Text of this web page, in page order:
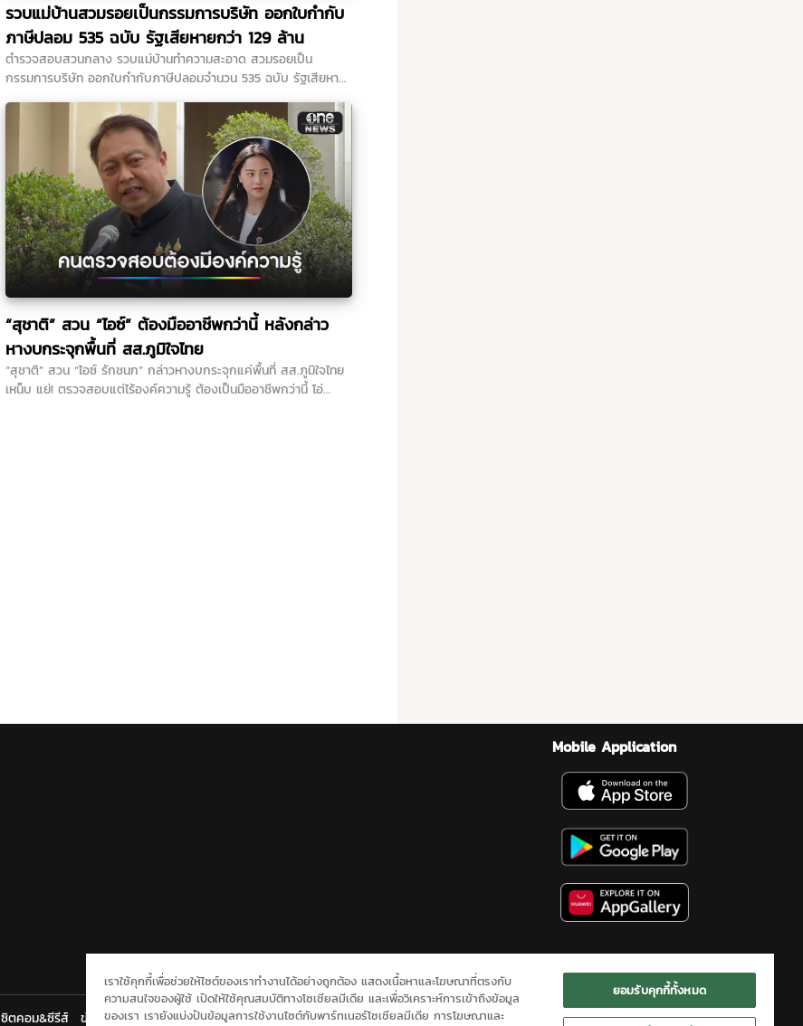
รวบแม่บ้านสวมรอยเป็นกรรมการบริษัท ออกใบกำกับ
ภาษีปลอม 535 ฉบับ รัฐเสียหายกว่า 129 ล้าน
ตำรวจสอบสวนกลาง รวบแม่บ้านทำความสะอาด สวมรอยเป็น
กรรมการบริษัท ออกใบกำกับภาษีปลอมจำนวน 535 ฉบับ รัฐเสียหาย
กว่า 129 ล้านบาท แต่ปฏิเสธทุกข้อกล่าวหา
“สุชาติ” สวน “ไอซ์” ต้องมืออาชีพกว่านี้ หลังกล่าว
หางบกระจุกพื้นที่ สส.ภูมิใจไทย
“สุชาติ” สวน “ไอซ์ รักชนก” กล่าวหางบกระจุกแค่พื้นที่ สส.ภูมิใจไทย
เหน็บ แย่! ตรวจสอบแต่ไร้องค์ความรู้ ต้องเป็นมืออาชีพกว่านี้ โอ่
Mobile Application
ซิตคอม&ซีรีส์ ข่าวช่องวัน ผังรายการ นโยบายความเป็นส่วนตัว ONEE ติดต่อเรา SITEMAP
เราใช้คุกกี้เพื่อช่วยให้ไซต์ของเราทำงานได้อย่างถูกต้อง แสดงเนื้อหาและโฆษณาที่ตรงกับ
ความสนใจของผู้ใช้ เปิดให้ใช้คุณสมบัติทางโซเชียลมีเดีย และเพื่อวิเคราะห์การเข้าถึงข้อมูล
ของเรา เรายังแบ่งปันข้อมูลการใช้งานไซต์กับพาร์ทเนอร์โซเชียลมีเดีย การโฆษณาและ
ยอมรับคุกกี้ทั้งหมด